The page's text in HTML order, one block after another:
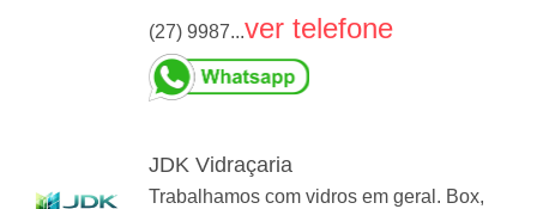
(27) 9987...ver telefone
JDK Vidraçaria
Trabalhamos com vidros em geral. Box,